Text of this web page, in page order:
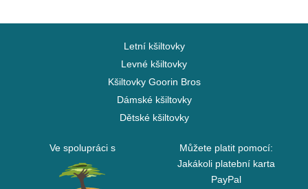
Letní kšiltovky
Levné kšiltovky
Kšiltovky Goorin Bros
Dámské kšiltovky
Dětské kšiltovky
Ve spolupráci s
Můžete platit pomocí:
Jakákoli platební karta
PayPal